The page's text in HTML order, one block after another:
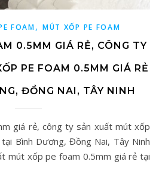
FOAM, MÚT XỐP PE FOAM
0.5MM GIÁ RẺ, CÔNG TY
PE FOAM 0.5MM GIÁ RẺ
ĐỒNG NAI, TÂY NINH
Bình Dương, Đồng Nai, Tây Ninh
mút xốp pe foam 0.5mm giá rẻ tại